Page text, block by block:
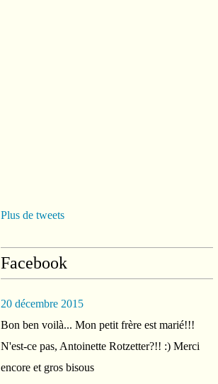
Plus de tweets
Facebook
20 décembre 2015
Bon ben voilà... Mon petit frère est marié!!!
N'est-ce pas, Antoinette Rotzetter?!! :) Merci
encore et gros bisous